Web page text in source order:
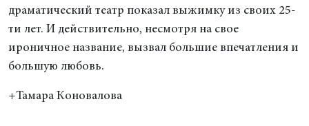
драматический театр показал выжимку из своих 25-
ти лет. И действительно, несмотря на свое
ироничное название, вызвал большие впечатления и
большую любовь.
+Тамара Коновалова